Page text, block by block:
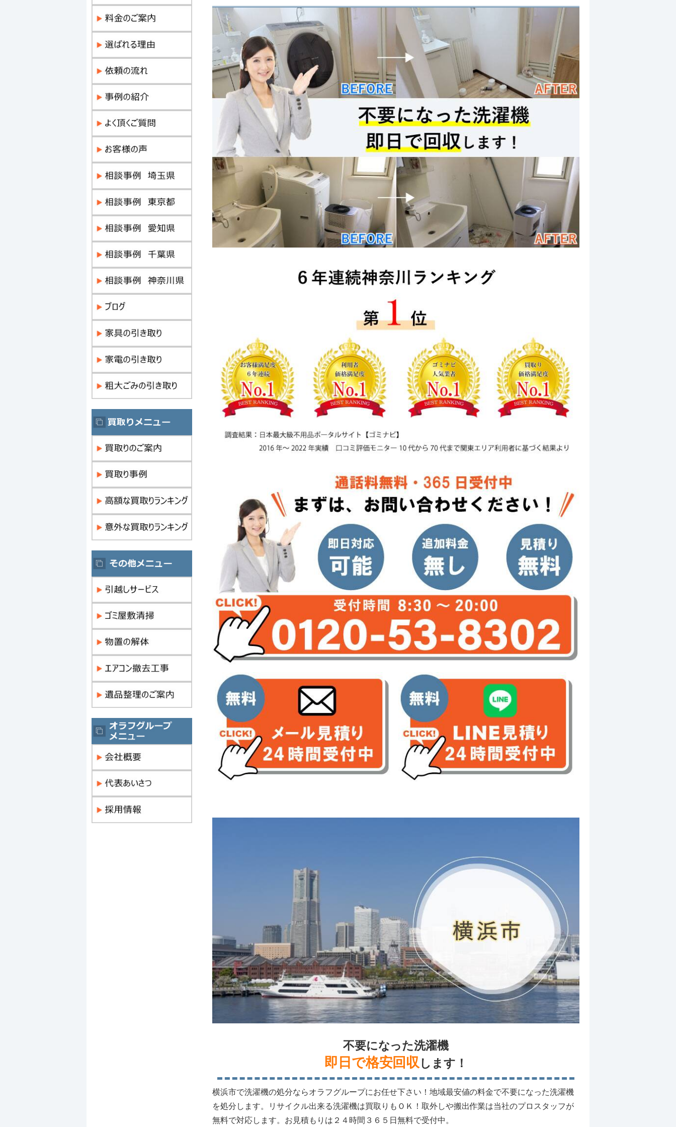
不要になった洗濯機
即日で格安回収します！
横浜市で洗濯機の処分ならオラフグループにお任せ下さい！地域最安値の料金で不要になった洗濯機
を処分します。リサイクル出来る洗濯機は買取りもＯＫ！取外しや搬出作業は当社のプロスタッフが
無料で対応します。お見積もりは２４時間３６５日無料で受付中。